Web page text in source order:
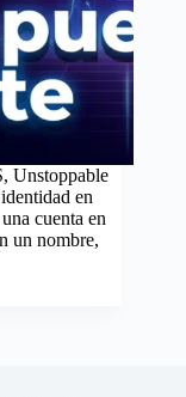
Unstoppable
en
cuenta en
un nombre,